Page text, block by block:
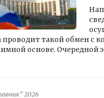
такой обмен с
основе. Очередной
2026